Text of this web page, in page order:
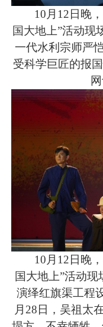
10月12日晚
国大地上”活动现
一代水利宗师严
受科学巨匠的报
10月12日晚
国大地上”活动
演绎红旗渠工程
月28日，吴祖太